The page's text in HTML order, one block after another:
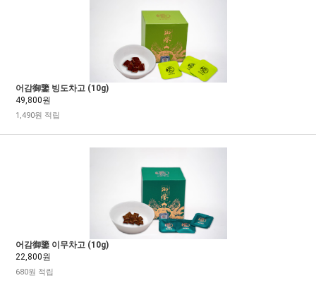
어감御鑒 빙도차고 (10g)
49,800원
1,490원 적립
어감御鑒 이무차고 (10g)
22,800원
680원 적립